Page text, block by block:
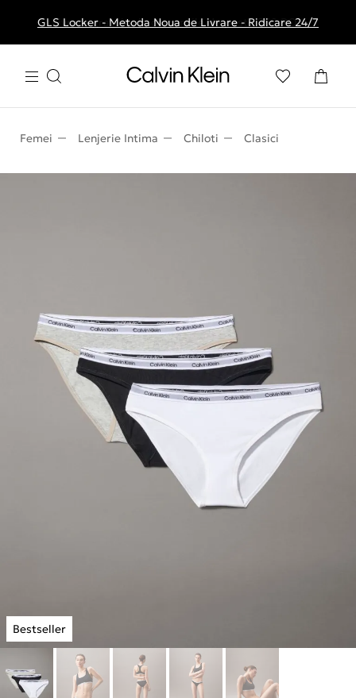
Livrare gratuita la comenzile de peste 250 RON
GLS Locker - Metoda Noua de Livrare - Ridicare 24/7
Femei Lenjerie Intima Chiloti Clasici